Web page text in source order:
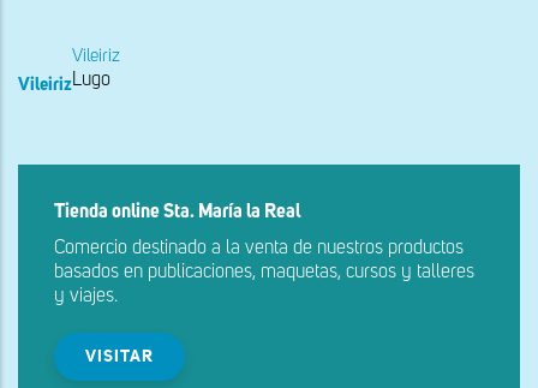
navegación
Vileiriz
Vileiriz
Lugo
Tienda online Sta. María la Real
Comercio destinado a la venta de nuestros productos
basados en publicaciones, maquetas, cursos y talleres
y viajes.
VISITAR